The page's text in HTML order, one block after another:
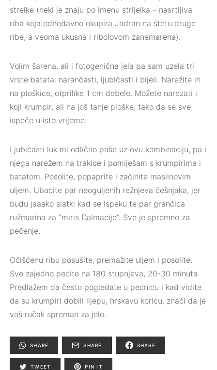
strelke (neki je znaju po imenu strijelka – nasrtljiva
riba koja odnedavno okupira Jadran na štetu druge
ribe, a veoma ukusna i ribolovom zanemarena).⁣
Volim šarena, ali i fotogenična jela pa sam uzela tri
vrste batata: narančasti, ljubičasti i bijeli. Narežite ih
na ploškice, otprilike 1 cm debele. Možete narezati i
koji krumpir, ali na još tanje ploške, tako da se sve
ispeče u isto vrijeme.⁣
Ljubičasti luk mi odlično paše uz ovu kombinaciju, pa i
njega narežem na trakice i pomiješam s krumpirima i
batatom. Posolite, popaprite i začinite maslinovim
uljem. ⁣Ubacite par neoguljenih režnjeva češnjaka, jer
budu jaaako slatki kad se ispeku te par grančica
ružmarina za “miris Dalmacije”. Sve je spremno za
pečenje.
Očišćenu ribu posušite, premažite uljem i posolite.
⁣Sve zajedno pecite na 180 stupnjeva, 20-30 minuta.
Predlažem da često pogledate u pećnicu i kad vidite
da su krumpiri dobili lijepu, hrskavu koricu, znači da je
vaš ručak spreman za jelo.
SHARE SHARE SHARE
TWEET PIN IT